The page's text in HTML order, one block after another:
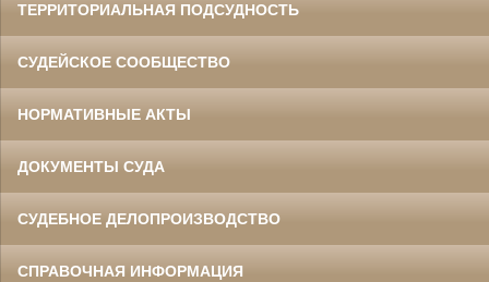
ТЕРРИТОРИАЛЬНАЯ ПОДСУДНОСТЬ
СУДЕЙСКОЕ СООБЩЕСТВО
НОРМАТИВНЫЕ АКТЫ
ДОКУМЕНТЫ СУДА
СУДЕБНОЕ ДЕЛОПРОИЗВОДСТВО
СПРАВОЧНАЯ ИНФОРМАЦИЯ